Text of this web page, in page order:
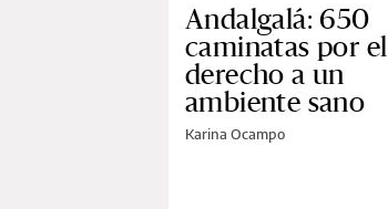
Andalgalá: 650
caminatas por el
derecho a un
ambiente sano
Karina Ocampo